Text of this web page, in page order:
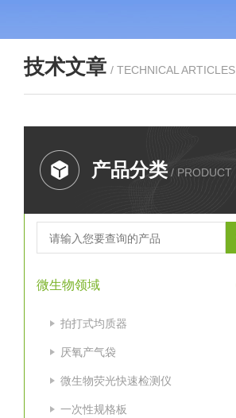
技术文章 / TECHNICAL ARTICLES
产品分类 / PRODUCT
微生物领域
拍打式均质器
厌氧产气袋
微生物荧光快速检测仪
一次性规格板